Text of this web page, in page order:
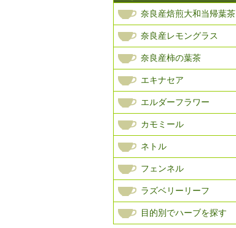
奈良産焙煎大和当帰葉茶
奈良産レモングラス
奈良産柿の葉茶
エキナセア
エルダーフラワー
カモミール
ネトル
フェンネル
ラズベリーリーフ
目的別でハーブを探す